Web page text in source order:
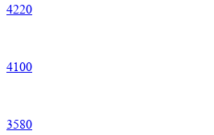
4220
4100
3580